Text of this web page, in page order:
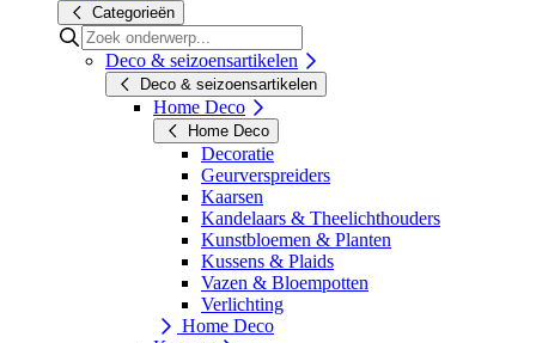
Categorieën
Deco & seizoensartikelen
Deco & seizoensartikelen
Home Deco
Home Deco
Decoratie
Geurverspreiders
Kaarsen
Kandelaars & Theelichthouders
Kunstbloemen & Planten
Kussens & Plaids
Vazen & Bloempotten
Verlichting
Home Deco